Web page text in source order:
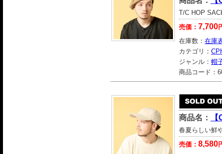
T/C HOP
売価： 7,700
在庫数： 在庫
カテゴリ：
ジャンル： 帽
商品コード：
商品名：
春夏らしい鮮
売価： 8,580